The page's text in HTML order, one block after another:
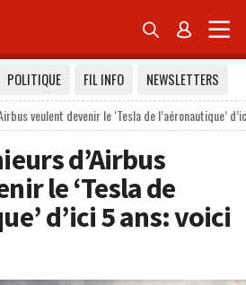
 
POLITIQUE FIL INFO
NEWSLETTERS
veulent devenir le ‘Tesla de l’aéronautique’
d’Airbus
le ‘Tesla de
d’ici 5 ans: voici